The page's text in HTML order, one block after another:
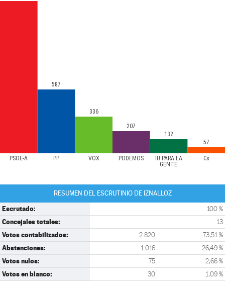
PSOE-A PP VOX PODEMOS
IU PARA LA
GENTE
Cs
587
336
207
132
57
RESUMEN DEL ESCRUTINIO DE IZNALLOZ
Escrutado: 100 %
Concejales totales: 13
Votos contabilizados: 2.820 73,51 %
Abstenciones: 1.016 26,49 %
Votos nulos: 75 2,66 %
Votos en blanco: 30 1,09 %